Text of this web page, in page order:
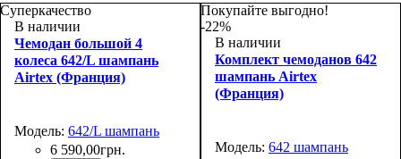
55x37x20+5
65x44x27+5
Суперкачество
В наличии
Чемодан большой 4
колеса 642/L шампань
Airtex (Франция)
Модель: 642/L шампань
6 590,00грн.
Покупайте выгодно!
-22%
В наличии
Комплект чемоданов 642
шампань Airtex
(Франция)
Модель: 642 шампань